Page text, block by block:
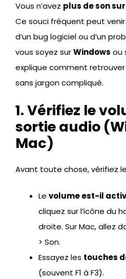
Vous n’avez plus de son
Ce souci fréquent peut venir
d’un bug logiciel ou d’un
vous soyez surWindows ou
explique comment
sans jargon compliqué.
1. Vérifiez le
sortie audio
Mac)
Avant toute chose, vérifiez
Le volume est-il
cliquez sur l’icône du
droite. Sur Mac, allez
> Son.
Essayez les touches
(souvent F1 à F3).